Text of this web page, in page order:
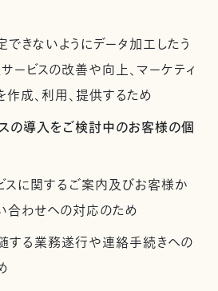
できないようにデータ加工したう
ービスの改善や向上、マーケティ
作成、利用、提供するため
の導入をご検討中のお客様の個
スに関するご案内及びお客様か
合わせへの対応のため
する業務遂行や連絡手続きへの